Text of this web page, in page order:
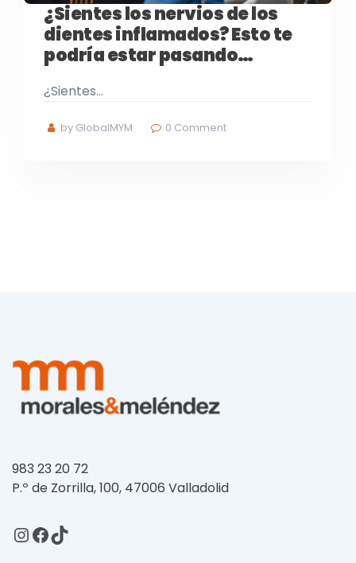
¿Sientes los nervios de los
dientes inflamados? Esto te
podría estar pasando…
¿Sientes…
by GlobalMYM 0 Comment
983 23 20 72
P.º de Zorrilla, 100, 47006 Valladolid